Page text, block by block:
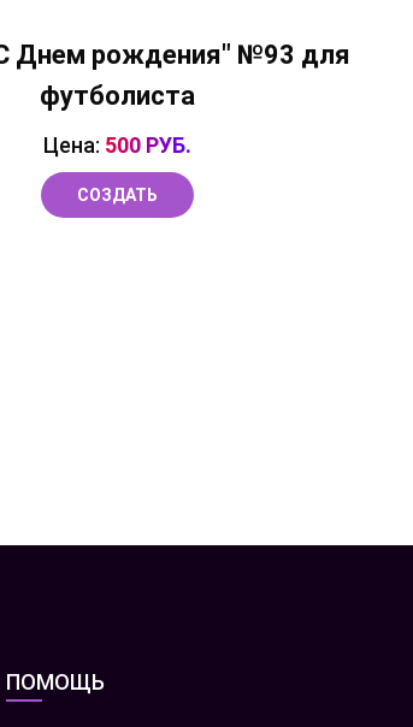
Днем рождения" №93 для
футболиста
Цена: 500 РУБ.
СОЗДАТЬ
ПОМОЩЬ